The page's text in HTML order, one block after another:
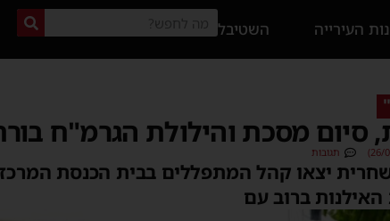
העירייה השטיבל
סיום מסכת והילולת הגרמ"ח
תגובות
יצאו קהל המתפללים בבית הכנסת המרכז
ברוב עם